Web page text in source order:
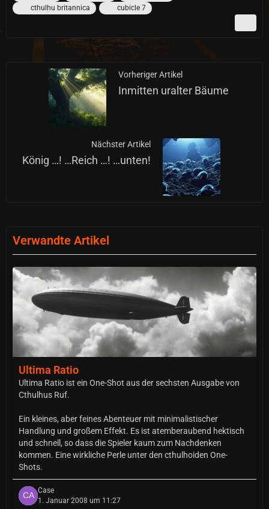
cthulhu britannica
cubicle 7
Vorheriger Artikel
Inmitten uralter Bäume
Nächster Artikel
König …! …Reich …! …unten!
Verwandte Artikel
Ultima Ratio
Ultima Ratio ist ein One-Shot aus der sechsten Ausgabe von
Cthulhus Ruf.
Ein kleines, aber feines Abenteuer mit minimalistischer
Handlung und großem Effekt. Es ist atemberaubend hektisch
und schnell, so dass die Spieler kaum zum Nachdenken
kommen. Eine wirkliche Perle unter den cthulhoiden One-
Shots.
Case
1. Januar 2008 um 11:27